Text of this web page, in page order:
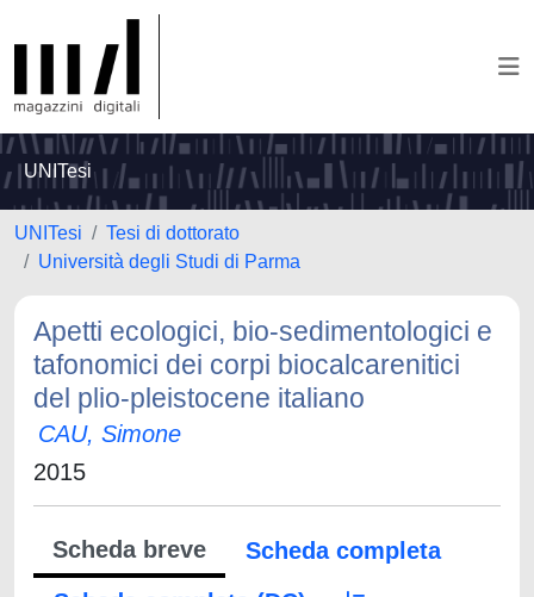
UNITesi
UNITesi
Tesi di dottorato
Università degli Studi di Parma
Apetti ecologici, bio-sedimentologici e
tafonomici dei corpi biocalcarenitici
del plio-pleistocene italiano
CAU, Simone
2015
Scheda breve
Scheda completa